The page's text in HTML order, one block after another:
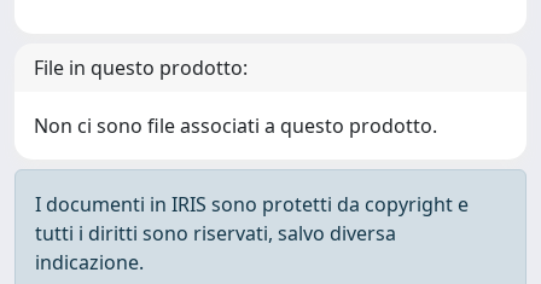
File in questo prodotto:
Non ci sono file associati a questo prodotto.
I documenti in IRIS sono protetti da copyright e
tutti i diritti sono riservati, salvo diversa
indicazione.